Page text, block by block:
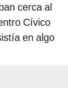
cerca al
Cívico
en algo